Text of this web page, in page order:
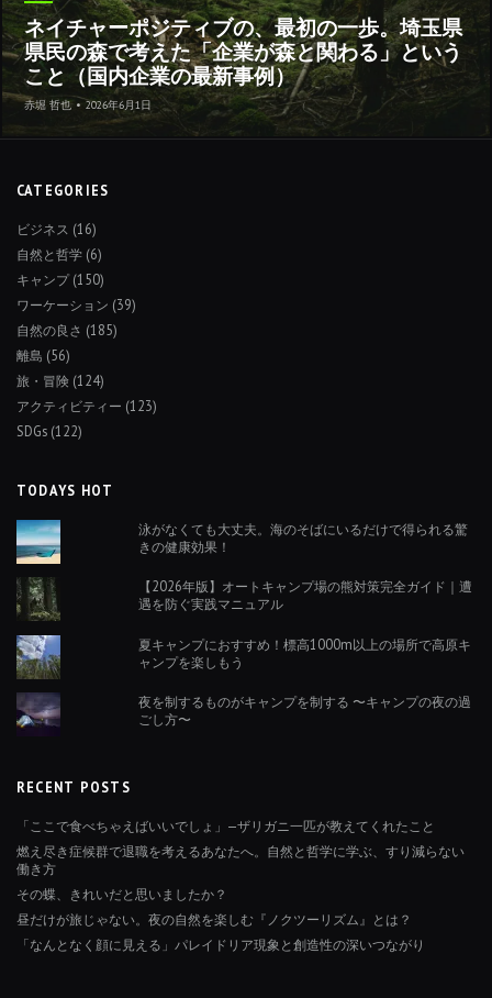
ネイチャーポジティブの、最初の一歩。埼玉県
県民の森で考えた「企業が森と関わる」という
こと（国内企業の最新事例）
赤堀 哲也 • 2026年6月1日
CATEGORIES
ビジネス (16)
自然と哲学 (6)
キャンプ(150)
ワーケーション (39)
自然の良さ (185)
離島 (56)
旅・冒険 (124)
アクティビティー (123)
SDGs (122)
TODAYS HOT
泳がなくても大丈夫。海のそばにいるだけで得られる驚
きの健康効果！
【2026年版】オートキャンプ場の熊対策完全ガイド｜遭
遇を防ぐ実践マニュアル
夏キャンプにおすすめ！標高1000m以上の場所で高原キ
ャンプを楽しもう
夜を制するものがキャンプを制する 〜キャンプの夜の過
ごし方〜
RECENT POSTS
「ここで食べちゃえばいいでしょ」—ザリガニ一匹が教えてくれたこと
燃え尽き症候群で退職を考えるあなたへ。自然と哲学に学ぶ、すり減らない
働き方
その蝶、きれいだと思いましたか？
昼だけが旅じゃない。夜の自然を楽しむ『ノクツーリズム』とは？
「なんとなく顔に見える」パレイドリア現象と創造性の深いつながり